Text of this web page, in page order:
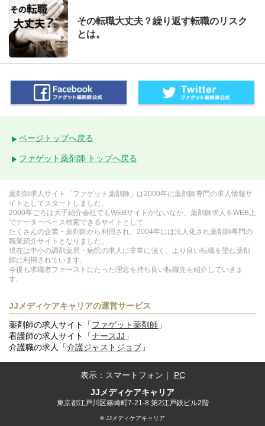
その転職大丈夫？繰り返す転職のリスク
とは。
ページトップへ戻る
ファゲット薬剤師 トップへ戻る
薬剤師求人サイト「ファゲット薬剤師」は2000年に薬剤師専門の求人情報サ
イトとしてスタートしました。
2000年ごろは大手紹介会社でもWEBサイトがないなか、薬剤師求人をWEB上
でデーターベース検索できるサイトとして
たくさんの企業・薬剤師から利用され、2004年には法人化され薬剤師専門の
職業紹介サイトとなりました。
現在は中小の調剤薬局・病院の求人に非常に強く、より良い転職を望む薬剤
師に利用されています。
今後も求職者ファーストにたった理念を持ち良い転職先を紹介していきま
す。
JJメディケアキャリアの運営サービス
薬剤師の求人サイト「ファゲット薬剤師 」
看護師の求人サイト「ナースJJ 」
介護職の求人「介護ジャストジョブ 」
表示： スマートフォン ｜ PC
JJメディケアキャリア
東京都江戸川区篠崎町7-21-8 第2江戸鉄ビル2階
© JJメディケアキャリア